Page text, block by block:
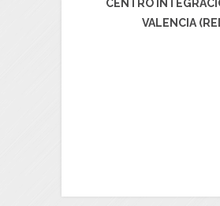
CENTRO
VALENCIA